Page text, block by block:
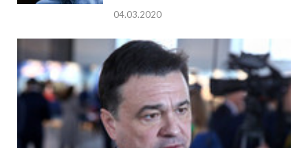
04.03.2020